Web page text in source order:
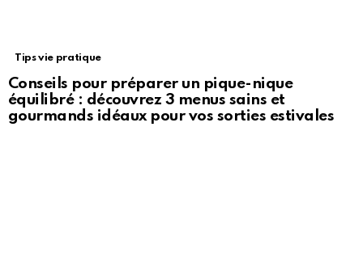
Tips vie pratique
Conseils pour préparer un pique-nique
équilibré : découvrez 3 menus sains et
gourmands idéaux pour vos sorties estivales